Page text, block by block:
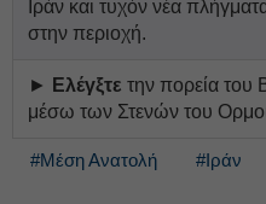
Ιράν και τυχόν νέα
στην περιοχή.
► Ελέγξτε την πορεία του
μέσω των Στενών του
#Μέση Ανατολή #Ιράν